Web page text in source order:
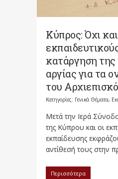
Kύπρος: Όχι
κατάργηση της
αργίας για τα
του
Κατηγορίες: Γενικά Θέματα,
Μετά την Ιερά
της Κύπρου και οι
εκπαίδευσης
αντίθεσή τους στην
Περισσότερα